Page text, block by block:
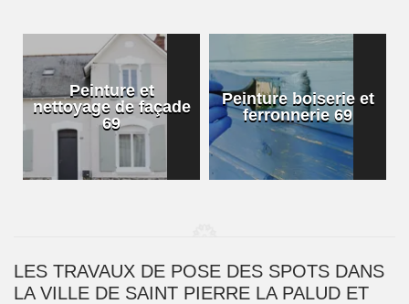
Peinture et
nettoyage de façade
69
Peinture boiserie et
ferronnerie 69
LES TRAVAUX DE POSE DES SPOTS DANS
LA VILLE DE SAINT PIERRE LA PALUD ET